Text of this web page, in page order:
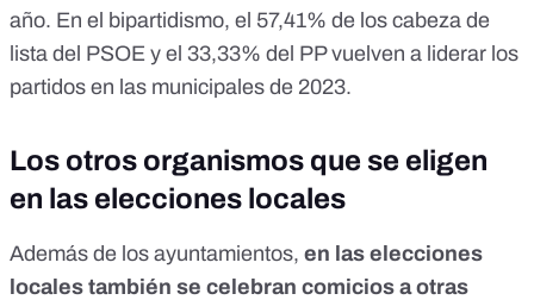
año. En el bipartidismo, el 57,41% de los cabeza de
lista del PSOE y el 33,33% del PP vuelven a liderar los
partidos en las municipales de 2023.
Los otros organismos que se eligen
en las elecciones locales
Además de los ayuntamientos, en las elecciones
locales también se celebran comicios a otras